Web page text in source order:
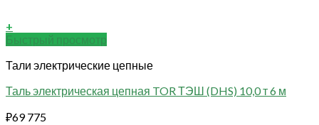
+
Быстрый просмотр
Тали электрические цепные
Таль электрическая цепная TOR ТЭШ (DHS) 10,0 т 6 м
₽69 775